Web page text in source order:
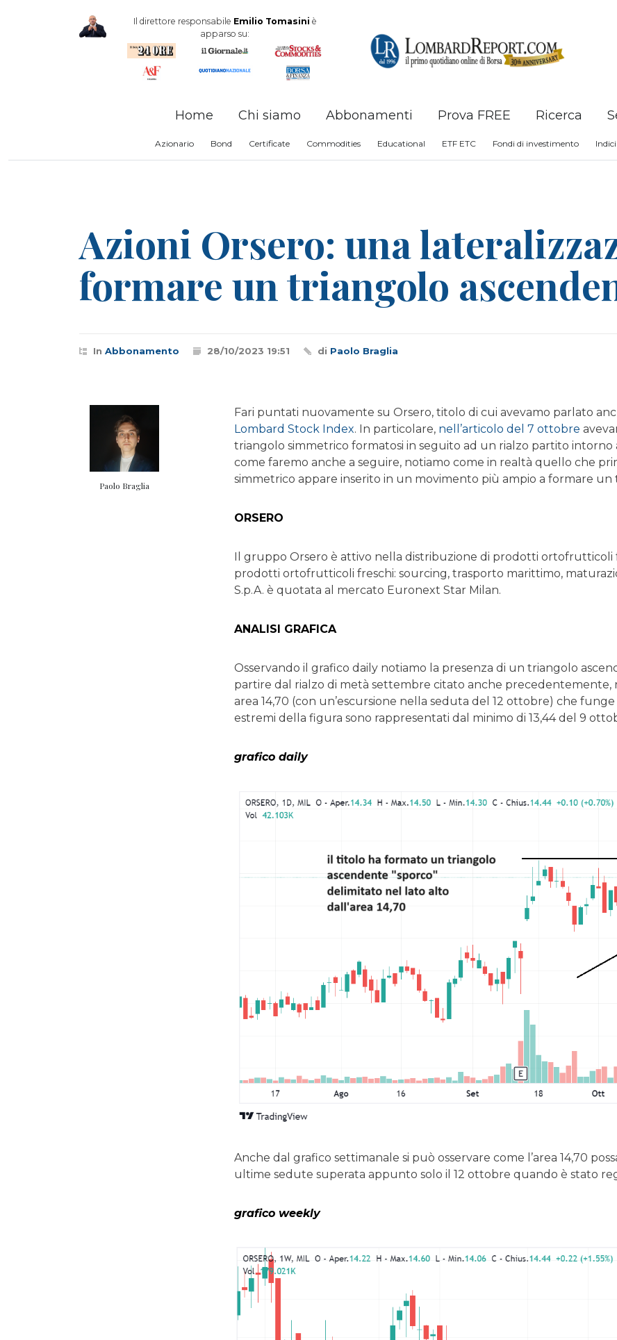
Il direttore responsabile Emilio Tomasini è
apparso su:
Home Chi siamo Abbonamenti Prova FREE Ricerca
Azionario Bond Certificate Commodities Educational ETF ETC Fondi di investimento Indici
Azioni Orsero: una
formare un triangolo
In Abbonamento 28/10/2023 19:51 di Paolo Braglia
Fari puntati nuovamente su Orsero, titolo di cui avevamo parlato
Lombard Stock Index. In particolare, nell’articolo del 7 ottobre
triangolo simmetrico formatosi in seguito ad un rialzo partito intorno
come faremo anche a seguire, notiamo come in realtà quello che
simmetrico appare inserito in un movimento più ampio a formare un
ORSERO
Il gruppo Orsero è attivo nella distribuzione di prodotti ortofrutticoli
prodotti ortofrutticoli freschi: sourcing, trasporto marittimo,
S.p.A. è quotata al mercato Euronext Star Milan.
ANALISI GRAFICA
Osservando il grafico daily notiamo la presenza di un triangolo
partire dal rialzo di metà settembre citato anche precedentemente,
area 14,70 (con un’escursione nella seduta del 12 ottobre) che
estremi della figura sono rappresentati dal minimo di 13,44 del 9
grafico daily
Anche dal grafico settimanale si può osservare come l’area 14,70
ultime sedute superata appunto solo il 12 ottobre quando è stato
grafico weekly
Paolo Braglia